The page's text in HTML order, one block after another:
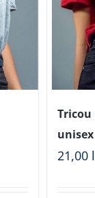
Tricou
unisex
21,00